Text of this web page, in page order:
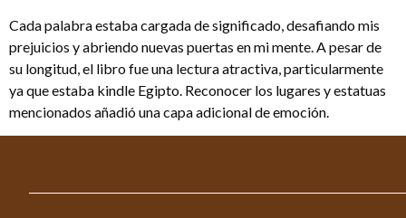
Cada palabra estaba cargada de significado, desafiando mis
prejuicios y abriendo nuevas puertas en mi mente. A pesar de
su longitud, el libro fue una lectura atractiva, particularmente
ya que estaba kindle Egipto. Reconocer los lugares y estatuas
mencionados añadió una capa adicional de emoción.